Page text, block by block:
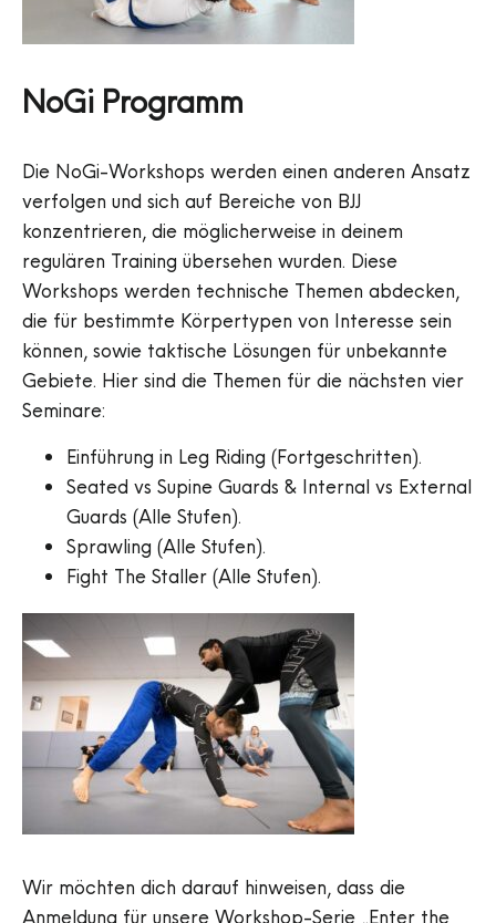
NoGi Programm
Die NoGi-Workshops werden einen anderen Ansatz
verfolgen und sich auf Bereiche von BJJ
konzentrieren, die möglicherweise in deinem
regulären Training übersehen wurden. Diese
Workshops werden technische Themen abdecken,
die für bestimmte Körpertypen von Interesse sein
können, sowie taktische Lösungen für unbekannte
Gebiete. Hier sind die Themen für die nächsten vier
Seminare:
Einführung in Leg Riding (Fortgeschritten).
Seated vs Supine Guards & Internal vs External
Guards (Alle Stufen).
Sprawling (Alle Stufen).
Fight The Staller (Alle Stufen).
Wir möchten dich darauf hinweisen, dass die
Anmeldung für unsere Workshop-Serie „Enter the